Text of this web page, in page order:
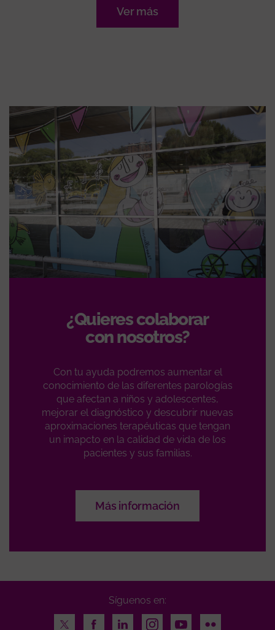
Ver más
¿Quieres colaborar
con nosotros?
Con tu ayuda podremos aumentar el
conocimiento de las diferentes parologías
que afectan a niños y adolescentes,
mejorar el diagnóstico y descubrir nuevas
aproximaciones terapéuticas que tengan
un imapcto en la calidad de vida de los
pacientes y sus familias.
Más información
Síguenos en:
Twitter
FacebookLinkedInInstagramYoutubeFlickr